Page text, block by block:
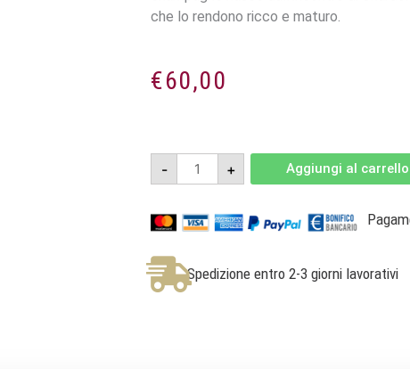
che lo rendono ricco e maturo.
€60,00
-
Champagne
Brut
Vintage
+ Aggiungi al carrello
Spedizione entro 2-3 giorni lavorativi